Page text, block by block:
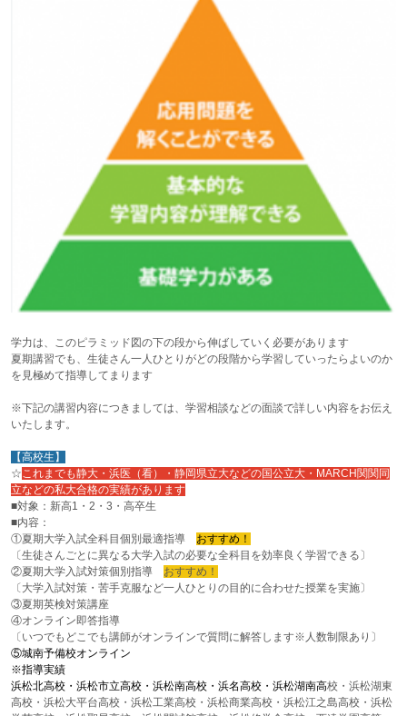
学力は、このピラミッド図の下の段から伸ばしていく必要があります
夏期講習でも、生徒さん一人ひとりがどの段階から学習していったらよいのか
を見極めて指導してまります
※下記の講習内容につきましては、学習相談などの面談で詳しい内容をお伝え
いたします。
【高校生】
☆ これまでも静大・浜医（看）・静岡県立大などの国公立大・MARCH関関同
立などの私大合格の実績があります
■対象：新高1・2・3・高卒生
■内容：
①夏期大学入試全科目個別最適指導 おすすめ！
〔生徒さんごとに異なる大学入試の必要な全科目を効率良く学習できる〕
②夏期大学入試対策個別指導 おすすめ！
〔大学入試対策・苦手克服など一人ひとりの目的に合わせた授業を実施〕
③夏期英検対策講座
④オンライン即答指導
〔いつでもどこでも講師がオンラインで質問に解答します※人数制限あり〕
⑤城南予備校オンライン
※指導実績
浜松北高校・浜松市立高校・浜松南高校・浜名高校・浜松湖南高校・浜松湖東
高校・浜松大平台高校・浜松工業高校・浜松商業高校・浜松江之島高校・浜松